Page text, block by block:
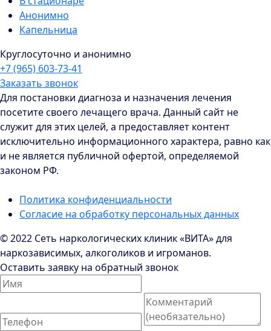
Анонимно
Капельница
Круглосуточно и анонимно
+7 (965) 603-73-41
Заказать звонок
Для постановки диагноза и назначения лечения
посетите своего лечащего врача. Данный сайт не
служит для этих целей, а предоставляет контент
исключительно информационного характера, равно как
и не является публичной офертой, определяемой
законом РФ.
Политика конфиденциальности
Согласие на обработку персональных данных
© 2022 Сеть наркологических клиник «ВИТА» для
наркозависимых, алкоголиков и игроманов.
Оставить заявку на обратный звонок